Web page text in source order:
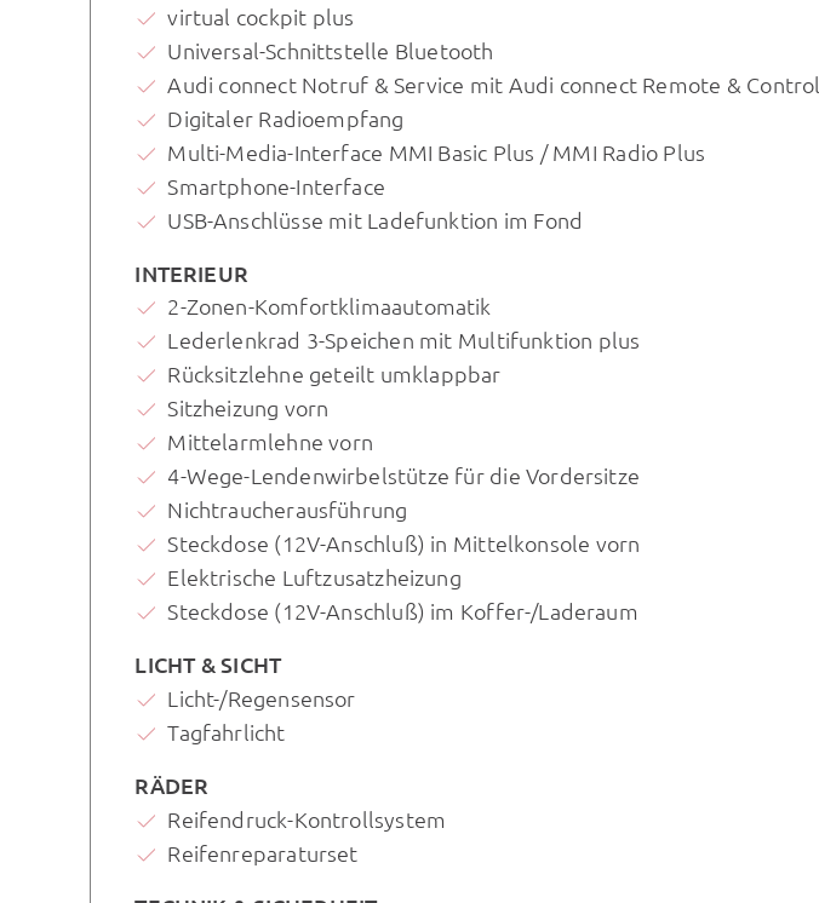
virtual cockpit plus
Universal-Schnittstelle Bluetooth
Audi connect Notruf & Service mit Audi connect Remote & Control
Digitaler Radioempfang
Multi-Media-Interface MMI Basic Plus / MMI Radio Plus
Smartphone-Interface
USB-Anschlüsse mit Ladefunktion im Fond
INTERIEUR
2-Zonen-Komfortklimaautomatik
Lederlenkrad 3-Speichen mit Multifunktion plus
Rücksitzlehne geteilt umklappbar
Sitzheizung vorn
Mittelarmlehne vorn
4-Wege-Lendenwirbelstütze für die Vordersitze
Nichtraucherausführung
Steckdose (12V-Anschluß) in Mittelkonsole vorn
Elektrische Luftzusatzheizung
Steckdose (12V-Anschluß) im Koffer-/Laderaum
LICHT & SICHT
Licht-/Regensensor
Tagfahrlicht
RÄDER
Reifendruck-Kontrollsystem
Reifenreparaturset